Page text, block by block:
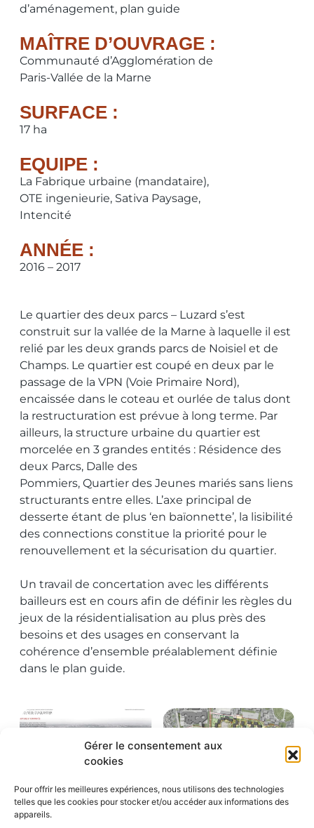
Gérer le consentement aux
cookies
Pour offrir les meilleures expériences, nous utilisons des technologies
telles que les cookies pour stocker et/ou accéder aux informations des
appareils.
d’aménagement, plan guide
MAÎTRE D’OUVRAGE :
Communauté d’Agglomération de
Paris-Vallée de la Marne
SURFACE :
17 ha
EQUIPE :
La Fabrique urbaine (mandataire),
OTE ingenieurie, Sativa Paysage,
Intencité
ANNÉE :
2016 – 2017
Le quartier des deux parcs – Luzard s’est
construit sur la vallée de la Marne à laquelle il est
relié par les deux grands parcs de Noisiel et de
Champs. Le quartier est coupé en deux par le
passage de la VPN (Voie Primaire Nord),
encaissée dans le coteau et ourlée de talus dont
la restructuration est prévue à long terme. Par
ailleurs, la structure urbaine du quartier est
morcelée en 3 grandes entités : Résidence des
deux Parcs, Dalle des
Pommiers, Quartier des Jeunes mariés sans liens
structurants entre elles. L’axe principal de
desserte étant de plus ‘en baïonnette’, la lisibilité
des connections constitue la priorité pour le
renouvellement et la sécurisation du quartier.
Un travail de concertation avec les différents
bailleurs est en cours afin de définir les règles du
jeux de la résidentialisation au plus près des
besoins et des usages en conservant la
cohérence d’ensemble préalablement définie
dans le plan guide.